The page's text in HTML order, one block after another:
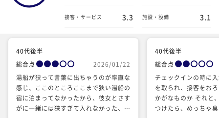
接客・サービス 3.3 施設・設備 3.1
40代後半
総合点
2026/01/22
湯船が狭って言葉に出ちゃうのが率直な
感じ、ここのところここまで狭い湯船の
宿に泊まってなかったから、彼女とさす
がに一緒には狭すぎて入れなかった、た
40代後半
総合点
チェックインの時に
を取られ、接客をお
かがなものか それと、今回は、暖房を
つけたら、めっちゃ